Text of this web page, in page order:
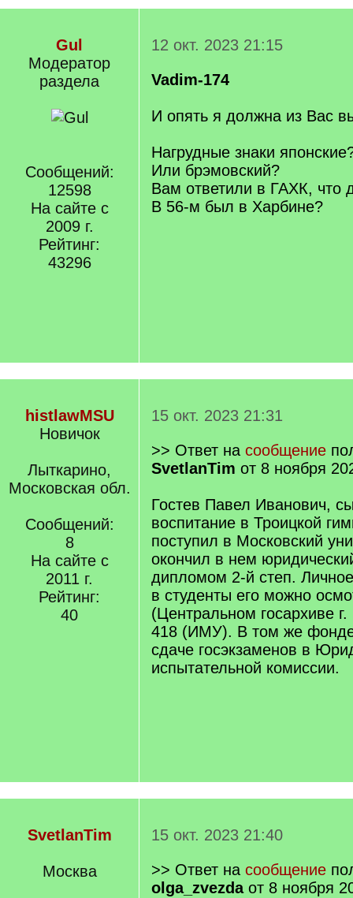
Gul
Модератор
раздела
Сообщений:
12598
На сайте с
2009 г.
Рейтинг:
43296
12 окт. 2023 21:15
Vadim-174
И опять я должна из Вас
Нагрудные знаки
Или брэмовский?
Вам ответили в ГАХК, что
В 56-м был в Харбине?
histlawMSU
Новичок
Лыткарино,
Московская обл.
Сообщений:
8
На сайте с
2011 г.
Рейтинг:
40
15 окт. 2023 21:31
>> Ответ на сообщение
SvetlanTim от 8 ноября
Гостев Павел Иванович,
воспитание в Троицкой
поступил в Московский
окончил в нем
дипломом 2-й степ.
в студенты его можно
(Центральном госархиве
418 (ИМУ). В том же фонде
сдаче госэкзаменов в
испытательной комиссии.
SvetlanTim
Москва
15 окт. 2023 21:40
>> Ответ на сообщение
olga_zvezdaот 8 ноября